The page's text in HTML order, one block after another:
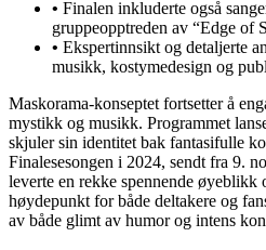
• Finalen inkluderte også
gruppeopptreden av “Edge of
• Ekspertinnsikt og detaljerte
musikk, kostymedesign og
Maskorama-konseptet fortsetter å
mystikk og musikk. Programmet
skjuler sin identitet bak fantasifulle
Finalesesongen i 2024, sendt fra 9.
leverte en rekke spennende øyeblikk
høydepunkt for både deltakere og
av både glimt av humor og intens